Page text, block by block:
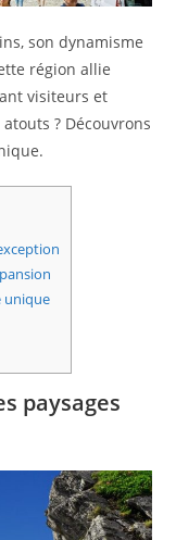
son dynamisme
région allie
visiteurs et
? Découvrons
unique
paysages